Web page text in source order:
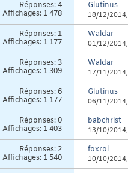
Réponses:4
Affichages: 1 478
Glutinus
18/12/2014,
Réponses: 1
Affichages: 1 177
Waldar
01/12/2014,
Réponses: 3
Affichages: 1 309
Waldar
17/11/2014,
Réponses:6
Affichages: 1 177
Glutinus
06/11/2014,
Réponses:0
Affichages: 1 403
babchrist
13/10/2014,
Réponses: 2
Affichages: 1 540
foxrol
10/10/2014,